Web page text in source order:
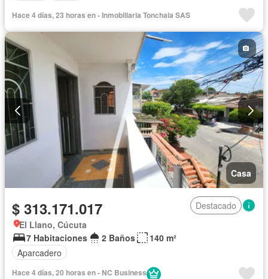
Hace 4 días, 23 horas en - Inmobiliaria Tonchala SAS
Casa
$ 313.171.017
Destacado
El Llano, Cúcuta
7 Habitaciones
2 Baños
140 m²
Aparcadero
Hace 4 días, 20 horas en - NC Business